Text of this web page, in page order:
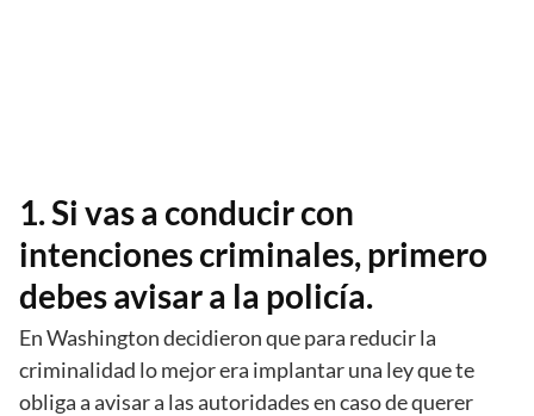
1. Si vas a conducir con
intenciones criminales, primero
debes avisar a la policía.
En Washington decidieron que para reducir la
criminalidad lo mejor era implantar una ley que te
obliga a avisar a las autoridades en caso de querer